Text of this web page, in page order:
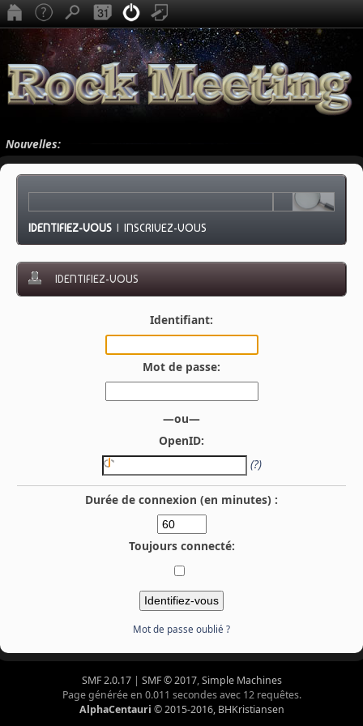
Nouvelles:
IDENTIFIEZ-VOUS |INSCRIVEZ-VOUS
IDENTIFIEZ-VOUS
Identifiant:
Mot de passe:
—ou—
OpenID:
(?)
Durée de connexion (en minutes) :
Toujours connecté:
Mot de passe oublié ?
SMF 2.0.17| SMF © 2017,Simple Machines
Page générée en 0.011 secondes avec 12 requêtes.
AlphaCentauri © 2015-2016, BHKristiansen